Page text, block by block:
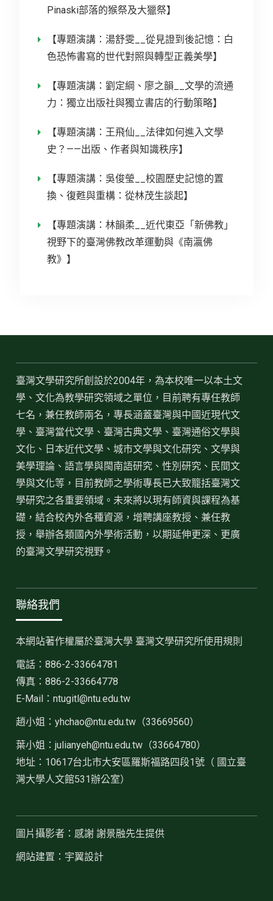
Pinaski部落的猴祭及大獵祭】
【專題演講：湯舒雯__從見證到後記憶：白
色恐怖書寫的世代對照與轉型正義美學】
【專題演講：劉定綱、廖之韻__文學的流通
力：獨立出版社與獨立書店的行動策略】
【專題演講：王飛仙__法律如何進入文學
史？——出版、作者與知識秩序】
【專題演講：吳俊瑩__校園歷史記憶的置
換、復甦與重構：從林茂生談起】
【專題演講：林韻柔__近代東亞「新佛教」
視野下的臺灣佛教改革運動與《南瀛佛
教》】
臺灣文學研究所創設於2004年，為本校唯一以本土文
學、文化為教學研究領域之單位，目前聘有專任教師
七名，兼任教師兩名，專長涵蓋臺灣與中國近現代文
學、臺灣當代文學、臺灣古典文學、臺灣通俗文學與
文化、日本近代文學、城市文學與文化研究、文學與
美學理論、語言學與閩南語研究、性別研究、民間文
學與文化等，目前教師之學術專長已大致籠括臺灣文
學研究之各重要領域。未來將以現有師資與課程為基
礎，結合校內外各種資源，增聘講座教授、兼任教
授，舉辦各類國內外學術活動，以期延伸更深、更廣
的臺灣文學研究視野。
聯絡我們
本網站著作權屬於臺灣大學 臺灣文學研究所使用規則
電話：886-2-33664781
傳真：886-2-33664778
E-Mail：ntugitl@ntu.edu.tw
趙小姐：yhchao@ntu.edu.tw（33669560）
葉小姐：julianyeh@ntu.edu.tw（33664780）
地址：10617台北市大安區羅斯福路四段1號（ 國立臺
灣大學人文館531辦公室）
圖片攝影者：感謝 謝景融先生提供
網站建置：宇翼設計